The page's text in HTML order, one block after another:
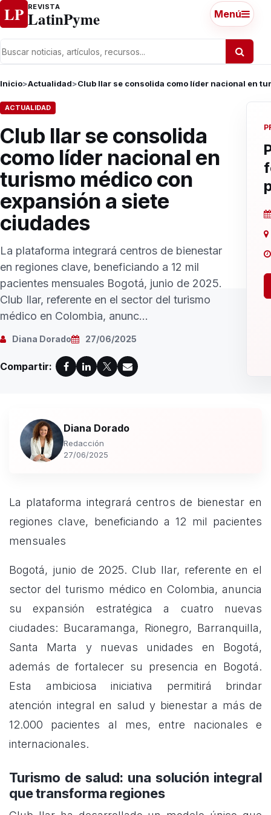
Ir al contenido
LP REVISTA
LatinPyme Menú
Inicio>Actualidad>Club Ilar se consolida como líder nacional en
ACTUALIDAD
Club Ilar se consolida
como líder nacional en
turismo médico con
expansión a siete
ciudades
La plataforma integrará centros de bienestar
en regiones clave, beneficiando a 12 mil
pacientes mensuales Bogotá, junio de 2025.
Club Ilar, referente en el sector del turismo
médico en Colombia, anunc...
Diana Dorado 27/06/2025
Compartir:
Diana Dorado
Redacción
27/06/2025
La plataforma integrará centros de bienestar en
regiones clave, beneficiando a 12 mil pacientes
mensuales
Bogotá, junio de 2025. Club Ilar, referente en el
sector del turismo médico en Colombia, anuncia
su expansión estratégica a cuatro nuevas
ciudades: Bucaramanga, Rionegro, Barranquilla,
Santa Marta y nuevas unidades en Bogotá,
además de fortalecer su presencia en Bogotá.
Esta ambiciosa iniciativa permitirá brindar
atención integral en salud y bienestar a más de
12.000 pacientes al mes, entre nacionales e
internacionales.
Turismo de salud: una solución integral
que transforma regiones